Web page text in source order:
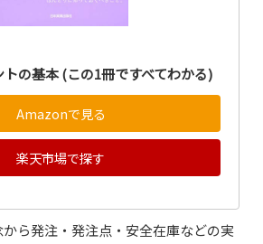
の基本 (この1冊ですべてわかる)
Amazonで見る
楽天市場で探す
ら発注・発注点・安全在庫などの実